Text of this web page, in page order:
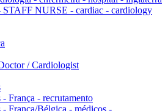
STAFF NURSE - cardiac - cardiology
/ Cardiologist
- França - recrutamento
- França/Bélgica - médicos -